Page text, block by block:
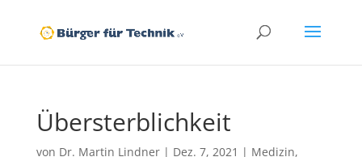
Übersterblichkeit
von Dr. Martin Lindner| Dez. 7, 2021 | Medizin,